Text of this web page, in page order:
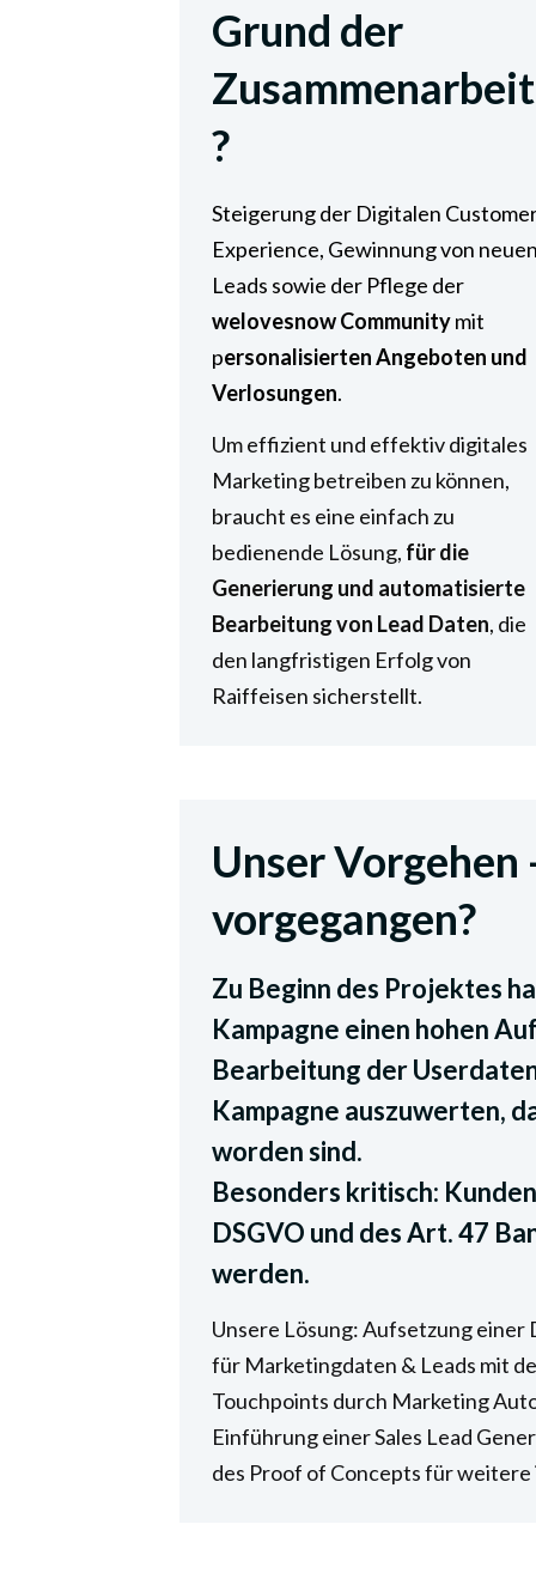
Grund der
Zusammenarbeit
?
Steigerung der Digitalen
Experience, Gewinnung von
Leads sowie der Pflege der
welovesnow Communitymit
personalisierten Angeboten und
Verlosungen.
Um effizient und effektiv digitales
Marketing betreiben zu können,
braucht es eine einfach zu
bedienende Lösung, für die
Generierung und automatisierte
Bearbeitung von Lead Daten, die
den langfristigen Erfolg von
Raiffeisen sicherstellt.
Unser
vorgegangen?
Zu Beginn des Projektes
Kampagne einen hohen
Bearbeitung der
Kampagne auszuwerten,
worden sind.
Besonders kritisch:
DSGVO und des Art. 47
werden.
Unsere Lösung: Aufsetzung
für Marketingdaten & Leads mit
Touchpoints durch Marketing
Einführung einer Sales Lead
des Proof of Concepts für